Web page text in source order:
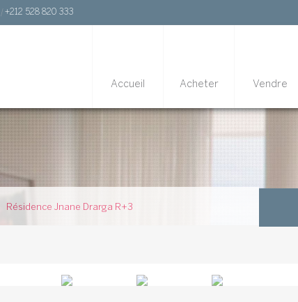
| +212 528 820 333
Accueil Acheter Vendre
Résidence Jnane Drarga R+3